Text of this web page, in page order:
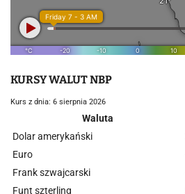
KURSY WALUT NBP
Kurs z dnia: 6 sierpnia 2026
Waluta
Dolar amerykański
Euro
Frank szwajcarski
Funt szterling